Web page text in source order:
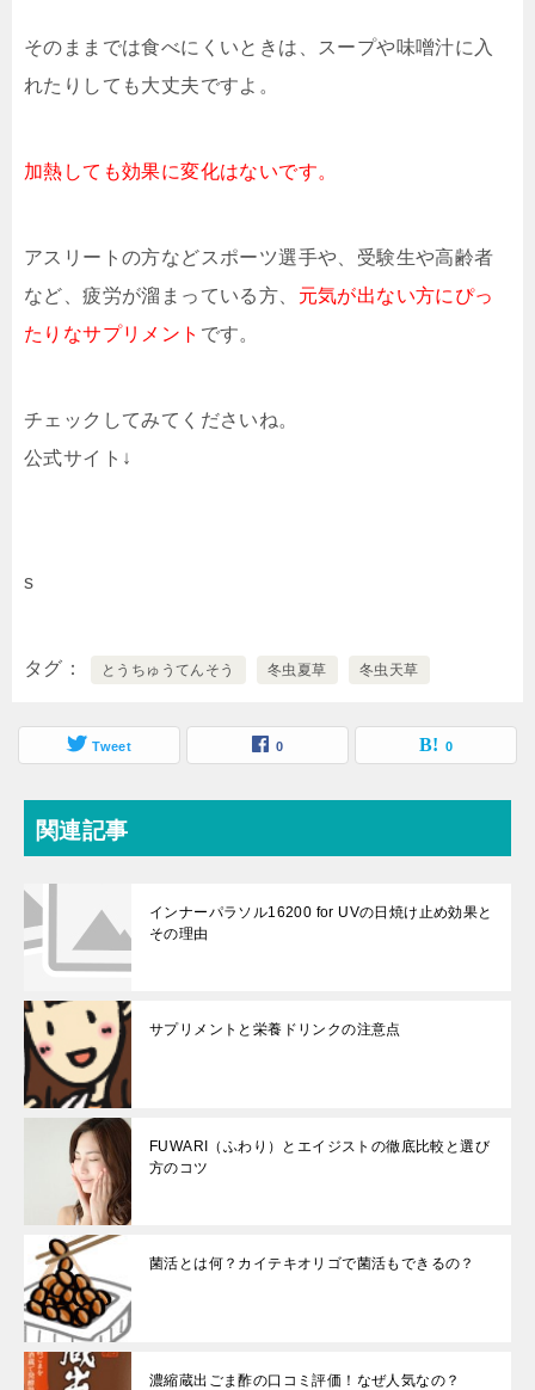
そのままでは食べにくいときは、スープや味噌汁に入
れたりしても大丈夫ですよ。
加熱しても効果に変化はないです。
アスリートの方などスポーツ選手や、受験生や高齢者
など、疲労が溜まっている方、 元気が出ない方にぴっ
たりなサプリメント です。
チェックしてみてくださいね。
公式サイト↓
s
タグ とうちゅうてんそう 冬虫夏草 冬虫天草
Tweet 0 0
関連記事
インナーパラソル16200 for UVの日焼け止め効果と
その理由
サプリメントと栄養ドリンクの注意点
FUWARI（ふわり）とエイジストの徹底比較と選び
方のコツ
菌活とは何？カイテキオリゴで菌活もできるの？
濃縮蔵出ごま酢の口コミ評価！なぜ人気なの？